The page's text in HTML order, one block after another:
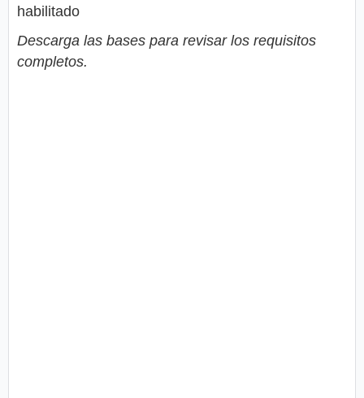
habilitado
Descarga las bases para revisar los requisitos
completos.